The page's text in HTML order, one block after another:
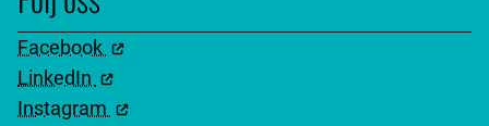
Facebook
LinkedIn
Instagram